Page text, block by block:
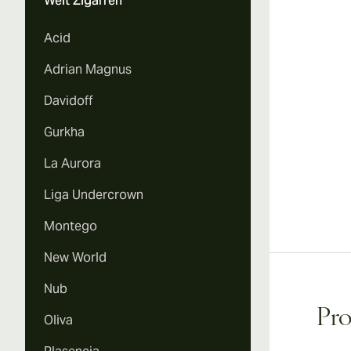
Acid
Adrian Magnus
Davidoff
Gurkha
La Aurora
Liga Undercrown
Montego
New World
Nub
Oliva